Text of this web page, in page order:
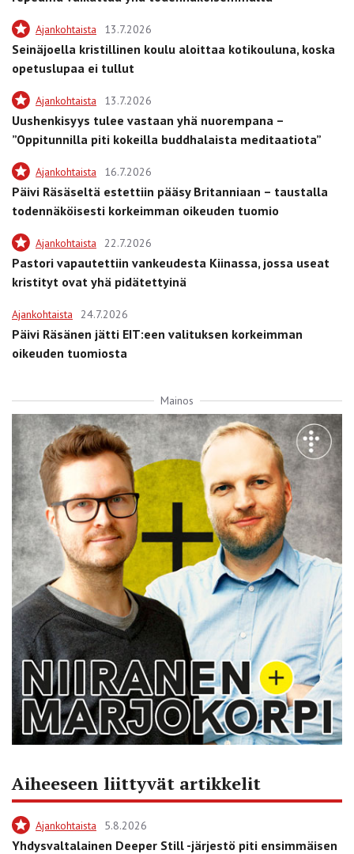
Ajankohtaista 13.7.2026
Seinäjoella kristillinen koulu aloittaa kotikouluna, koska
opetuslupaa ei tullut
Ajankohtaista 13.7.2026
Uushenkisyys tulee vastaan yhä nuorempana –
”Oppitunnilla piti kokeilla buddhalaista meditaatiota”
Ajankohtaista 16.7.2026
Päivi Räsäseltä estettiin pääsy Britanniaan – taustalla
todennäköisesti korkeimman oikeuden tuomio
Ajankohtaista 22.7.2026
Pastori vapautettiin vankeudesta Kiinassa, jossa useat
kristityt ovat yhä pidätettyinä
Ajankohtaista 24.7.2026
Päivi Räsänen jätti EIT:een valituksen korkeimman
oikeuden tuomiosta
Mainos
Aiheeseen liittyvät artikkelit
Ajankohtaista 5.8.2026
Yhdysvaltalainen Deeper Still -järjestö piti ensimmäisen